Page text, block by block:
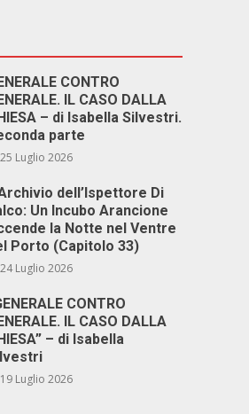
CONTRO
IL CASO DALLA
– di Isabella Silvestri.
parte
25 Luglio 2026
dell’Ispettore Di
Un Incubo Arancione
la Notte nel Ventre
Porto (Capitolo 33)
24 Luglio 2026
CONTRO
IL CASO DALLA
– di Isabella
19 Luglio 2026